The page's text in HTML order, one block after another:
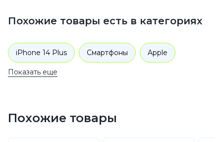
Похожие товары есть в категориях
iPhone 14 Plus Смартфоны Apple
iPhone 14
Показать еще
Похожие товары